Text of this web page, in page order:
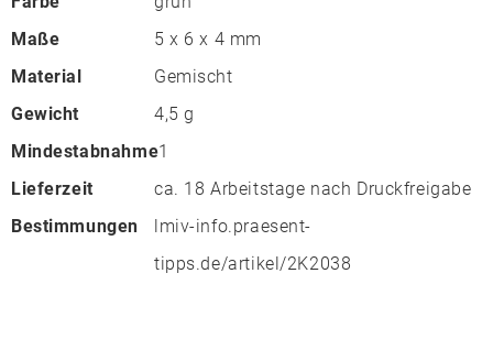
Maße
5 x 6 x 4 mm
Material
Gemischt
Gewicht
4,5 g
Mindestabnahme1
Lieferzeit
ca. 18 Arbeitstage nach Druckfreigabe
Bestimmungen
lmiv-info.praesent-
tipps.de/artikel/2K2038